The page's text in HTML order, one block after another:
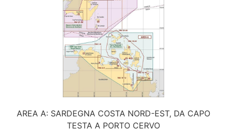
AREA A: SARDEGNA COSTA NORD-EST, DA CAPO
TESTA A PORTO CERVO